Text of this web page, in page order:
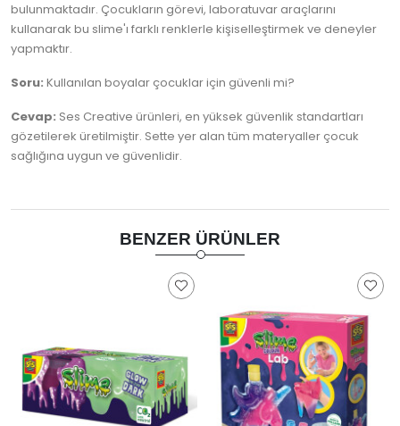
bulunmaktadır. Çocukların görevi, laboratuvar araçlarını
kullanarak bu slime'ı farklı renklerle kişiselleştirmek ve deneyler
yapmaktır.
Soru: Kullanılan boyalar çocuklar için güvenli mi?
Cevap: Ses Creative ürünleri, en yüksek güvenlik standartları
gözetilerek üretilmiştir. Sette yer alan tüm materyaller çocuk
sağlığına uygun ve güvenlidir.
BENZER ÜRÜNLER